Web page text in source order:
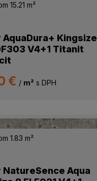
15.21 m²
AquaDura+ Kingsize
V4+1 Titanit
€ / m² s DPH
1.83 m²
NatureSence Aqua